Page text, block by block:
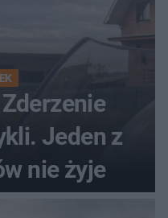
Jeden z
nie żyje